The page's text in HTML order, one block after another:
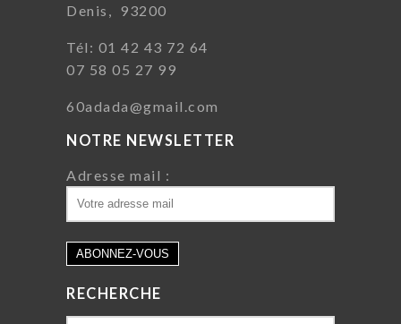
Denis, 93200
Tél: 01 42 43 72 64
07 58 05 27 99
60adada@gmail.com
NOTRE NEWSLETTER
Adresse mail :
RECHERCHE